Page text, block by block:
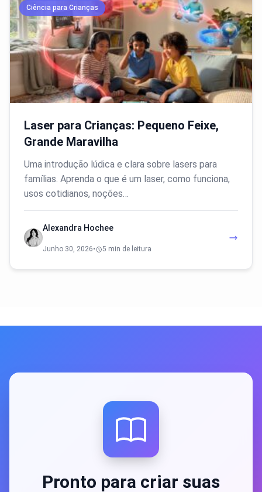
Ciência para Crianças
Laser para Crianças: Pequeno Feixe,
Grande Maravilha
Uma introdução lúdica e clara sobre lasers para
famílias. Aprenda o que é um laser, como funciona,
usos cotidianos, noções…
Alexandra Hochee
Junho 30, 2026• 5 min de leitura
Pronto para criar suas